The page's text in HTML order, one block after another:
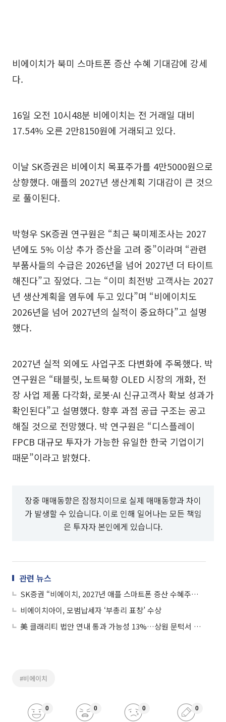
비에이치가 북미 스마트폰 증산 수혜 기대감에 강세
다.
16일 오전 10시48분 비에이치는 전 거래일 대비
17.54% 오른 2만8150원에 거래되고 있다.
이날 SK증권은 비에이치 목표주가를 4만5000원으로
상향했다. 애플의 2027년 생산계획 기대감이 큰 것으
로 풀이된다.
박형우 SK증권 연구원은 “최근 북미제조사는 2027
년에도 5% 이상 추가 증산을 고려 중”이라며 “관련
부품사들의 수급은 2026년을 넘어 2027년 더 타이트
해진다”고 짚었다. 그는 “이미 최전방 고객사는 2027
년 생산계획을 염두에 두고 있다”며 “비에이치도
2026년을 넘어 2027년의 실적이 중요하다”고 설명
했다.
2027년 실적 외에도 사업구조 다변화에 주목했다. 박
연구원은 “태블릿, 노트북향 OLED 시장의 개화, 전
장 사업 제품 다각화, 로봇·AI 신규고객사 확보 성과가
확인된다”고 설명했다. 향후 과점 공급 구조는 공고
해질 것으로 전망했다. 박 연구원은 “디스플레이
FPCB 대규모 투자가 가능한 유일한 한국 기업이기
때문”이라고 밝혔다.
장중 매매동향은 잠정치이므로 실제 매매동향과 차이
가 발생할 수 있습니다. 이로 인해 일어나는 모든 책임
은 투자자 본인에게 있습니다.
관련 뉴스
SK증권 “비에이치, 2027년 애플 스마트폰 증산 수혜주⋯독보적 입지”
비에이치아이, 모범납세자 ‘부총리 표창’ 수상
美 클래리티 법안 연내 통과 가능성 13%…상원 문턱서 제동
#비에이치
0 0 0 0